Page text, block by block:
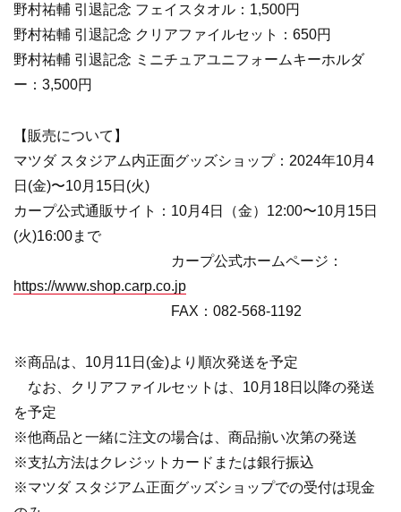
野村祐輔 引退記念 フェイスタオル：1,500円
野村祐輔 引退記念 クリアファイルセット：650円
野村祐輔 引退記念 ミニチュアユニフォームキーホルダ
ー：3,500円
【販売について】
マツダ スタジアム内正面グッズショップ：2024年10月4
日(金)〜10月15日(火)
カープ公式通販サイト：10月4日（金）12:00〜10月15日
(火)16:00まで
カープ公式ホームページ：
https://www.shop.carp.co.jp
FAX：082-568-1192
※商品は、10月11日(金)より順次発送を予定
なお、クリアファイルセットは、10月18日以降の発送
を予定
※他商品と一緒に注文の場合は、商品揃い次第の発送
※支払方法はクレジットカードまたは銀行振込
※マツダ スタジアム正面グッズショップでの受付は現金